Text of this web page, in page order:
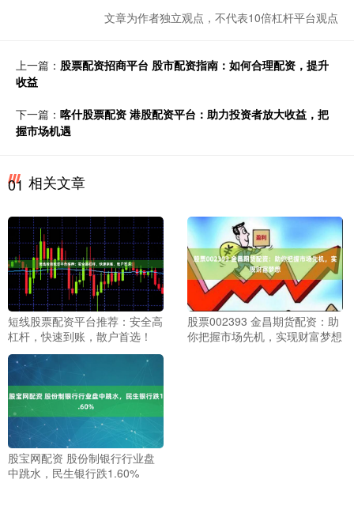
文章为作者独立观点，不代表10倍杠杆平台观点
上一篇： 股票配资招商平台 股市配资指南：如何合理配资，提升
收益
下一篇： 喀什股票配资 港股配资平台：助力投资者放大收益，把
握市场机遇
01 相关文章
短线股票配资平台推荐：安全高
杠杆，快速到账，散户首选！
股票002393 金昌期货配资：助
你把握市场先机，实现财富梦想
股宝网配资 股份制银行行业盘
中跳水，民生银行跌1.60%